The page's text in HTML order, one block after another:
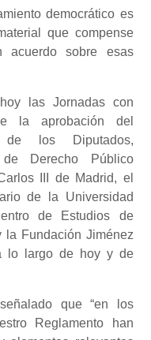
democrático es
que compense
acuerdo sobre esas
las Jornadas con
la aprobación del
de los Diputados,
Derecho Público
III de Madrid, el
de la Universidad
de Estudios de
Fundación Jiménez
lo largo de hoy y de
que “en los
Reglamento han